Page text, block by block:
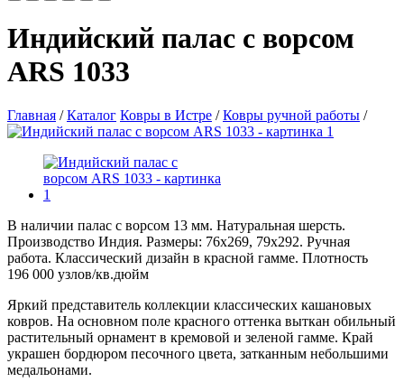
Индийский палас с ворсом
ARS 1033
Главная / Каталог Ковры в Истре / Ковры ручной работы /
В наличии палас с ворсом 13 мм. Натуральная шерсть.
Производство Индия. Размеры: 76х269, 79х292. Ручная
работа. Классический дизайн в красной гамме. Плотность
196 000 узлов/кв.дюйм
Яркий представитель коллекции классических кашановых
ковров. На основном поле красного оттенка выткан обильный
растительный орнамент в кремовой и зеленой гамме. Край
украшен бордюром песочного цвета, затканным небольшими
медальонами.